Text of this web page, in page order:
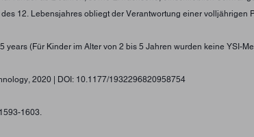
12. Lebensjahres obliegt der Verantwortung einer volljährigen
years (Für Kinder im Alter von 2 bis 5 Jahren wurden keine YSI-
2020 | DOI: 10.1177/1932296820958754
1603.